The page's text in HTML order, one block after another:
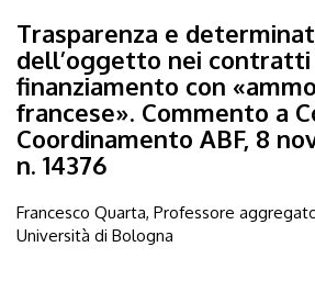
Trasparenza e
dell’oggetto nei contratti
finanziamento con
francese». Commento a
Coordinamento ABF, 8
n. 14376
Francesco Quarta, Professore
Università di Bologna